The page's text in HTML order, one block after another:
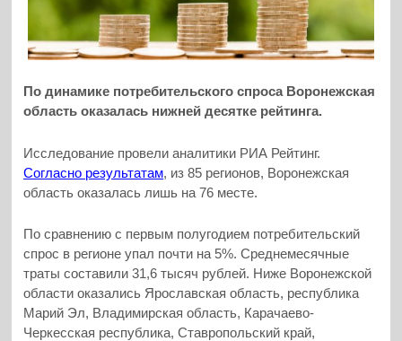
По динамике потребительского спроса Воронежская
область оказалась нижней десятке рейтинга.
Исследование провели аналитики РИА Рейтинг.
Согласно результатам, из 85 регионов, Воронежская
область оказалась лишь на 76 месте.
По сравнению с первым полугодием потребительский
спрос в регионе упал почти на 5%. Среднемесячные
траты составили 31,6 тысяч рублей. Ниже Воронежской
области оказались Ярославская область, республика
Марий Эл, Владимирская область, Карачаево-
Черкесская республика, Ставропольский край,